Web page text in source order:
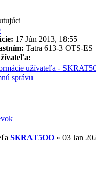
17 Jún 2013, 18:55
Tatra 613-3 OTS-ES
užívateľa -
správu
SKRAT5OO » 03 Jan